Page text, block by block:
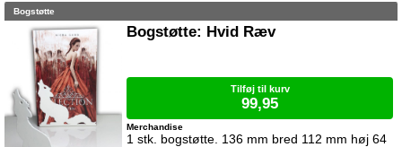
arrangeret ægteskab. En alliance der er
tvingende nødvendig da hendes familie står
Bogstøtte
Bogstøtte: Hvid Ræv
1 stk. bogstøtte. 136 mm bred 112 mm høj 64
Merchandise
Tilføj til kurv
99,95